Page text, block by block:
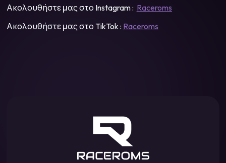
Ακολουθήστε μας στο Instagram : Raceroms
Ακολουθήστε μας στο TikTok : Raceroms